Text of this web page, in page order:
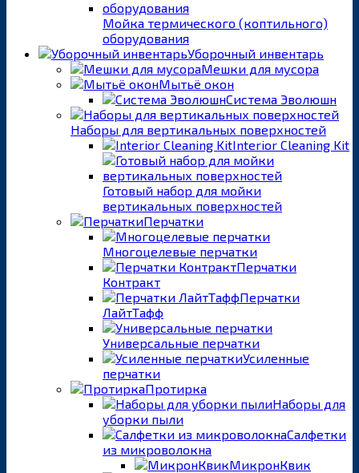
Мойка термического (коптильного)
оборудования
Уборочный инвентарь
Мешки для мусора
Мытьё окон
Система Эволюшн
Наборы для вертикальных поверхностей
Interior Cleaning Kit
Готовый набор для мойки
вертикальных поверхностей
Перчатки
Многоцелевые перчатки
Перчатки
Контракт
Перчатки
ЛайтТафф
Универсальные перчатки
Усиленные
перчатки
Протирка
Наборы для
уборки пыли
Салфетки
из микроволокна
МикронКвик